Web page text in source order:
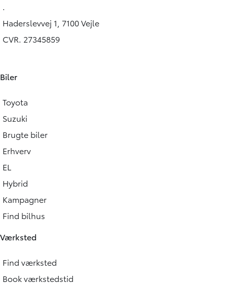
.
Haderslevvej 1, 7100 Vejle
CVR. 27345859
Biler
Toyota
Suzuki
Brugte biler
Erhverv
EL
Hybrid
Kampagner
Find bilhus
Værksted
Find værksted
Book værkstedstid